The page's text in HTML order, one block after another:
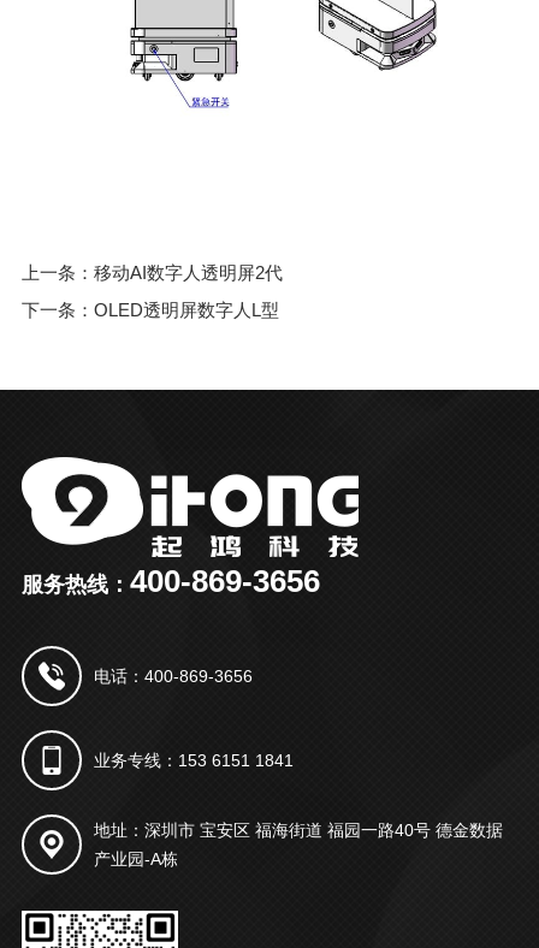
上一条：移动AI数字人透明屏2代
下一条：OLED透明屏数字人L型
服务热线： 400-869-3656
电话：400-869-3656
业务专线：153 6151 1841
地址：深圳市 宝安区 福海街道 福园一路40号 德金数据
产业园-A栋